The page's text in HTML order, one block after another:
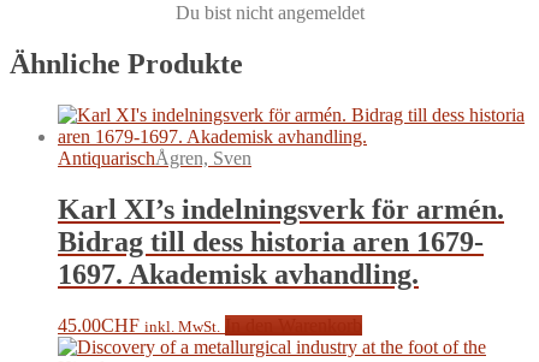
Du bist nicht angemeldet
Ähnliche Produkte
AntiquarischÅgren, Sven
Karl XI’s indelningsverk för armén.
Bidrag till dess historia aren 1679-
1697. Akademisk avhandling.
45.00CHF inkl. MwSt.